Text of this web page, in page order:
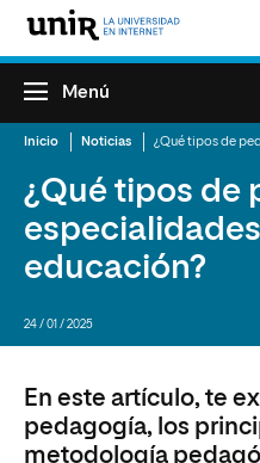
Menú
Inicio Noticias
¿Qué tipos de
educación?
24 / 01 / 2025
En este artículo, te
pedagogía, los
metodología